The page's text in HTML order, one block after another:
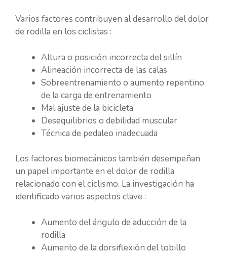
Varios factores contribuyen al desarrollo del dolor
de rodilla en los ciclistas :
Altura o posición incorrecta del sillín
Alineación incorrecta de las calas
Sobreentrenamiento o aumento repentino
de la carga de entrenamiento
Mal ajuste de la bicicleta
Desequilibrios o debilidad muscular
Técnica de pedaleo inadecuada
Los factores biomecánicos también desempeñan
un papel importante en el dolor de rodilla
relacionado con el ciclismo. La investigación ha
identificado varios aspectos clave :
Aumento del ángulo de aducción de la
rodilla
Aumento de la dorsiflexión del tobillo